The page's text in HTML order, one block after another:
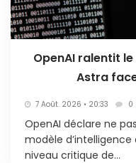
OpenAI ralentit
Astra
7 Août. 2026 • 20:33 0
OpenAI déclare ne
modèle
niveau critique de...